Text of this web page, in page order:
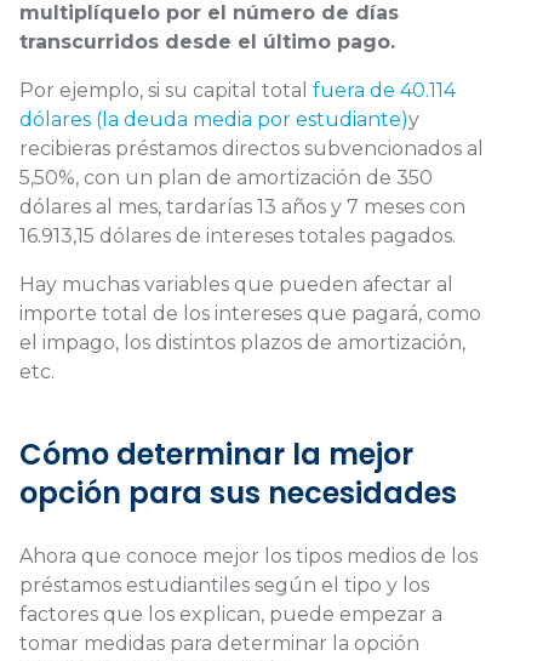
multiplíquelo por el número de días
transcurridos desde el último pago.
Por ejemplo, si su capital total fuera de 40.114
dólares (la deuda media por estudiante)y
recibieras préstamos directos subvencionados al
5,50%, con un plan de amortización de 350
dólares al mes, tardarías 13 años y 7 meses con
16.913,15 dólares de intereses totales pagados.
Hay muchas variables que pueden afectar al
importe total de los intereses que pagará, como
el impago, los distintos plazos de amortización,
etc.
Cómo determinar la mejor
opción para sus necesidades
Ahora que conoce mejor los tipos medios de los
préstamos estudiantiles según el tipo y los
factores que los explican, puede empezar a
tomar medidas para determinar la opción